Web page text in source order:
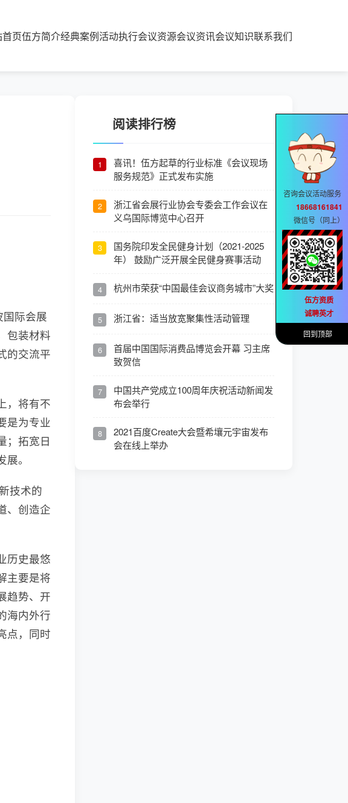
页伍方简介经典案例活动执行会议资源会议资讯会议知识联系我们
际会展
包装材料
的交流平
，将有不
是为专业
；拓宽日
。
技术的
、创造企
历史最悠
主要是将
趋势、开
海内外行
点，同时
阅读排行榜
1
喜讯！伍方起草的行业标准《会议现场
服务规范》正式发布实施
2
浙江省会展行业协会专委会工作会议在
义乌国际博览中心召开
3
国务院印发全民健身计划（2021-2025
年） 鼓励广泛开展全民健身赛事活动
4 杭州市荣获“中国最佳会议商务城市”大奖
5 浙江省：适当放宽聚集性活动管理
6
首届中国国际消费品博览会开幕 习主席
致贺信
7
中国共产党成立100周年庆祝活动新闻发
布会举行
8
2021百度Create大会暨希壤元宇宙发布
会在线上举办
咨询会议活动服务
18668161841
微信号（同上）
伍方资质
诚聘英才
回到顶部